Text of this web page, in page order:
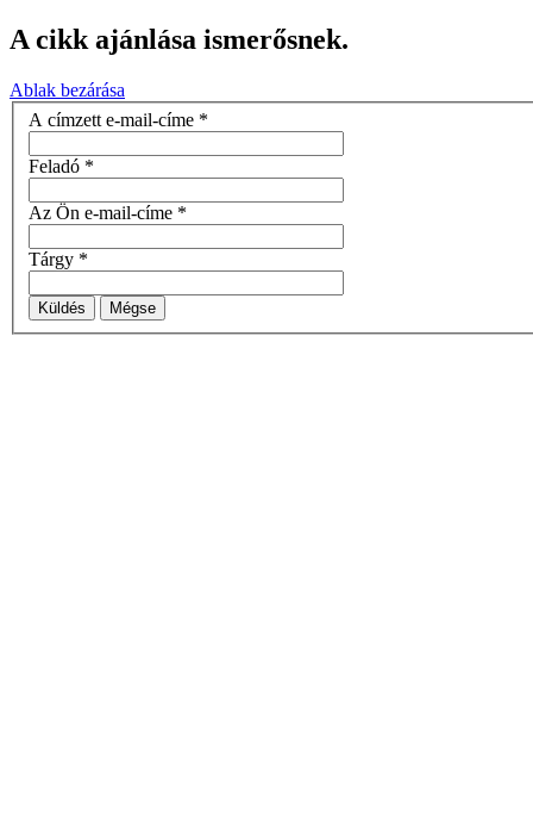
A cikk ajánlása ismerősnek.
Ablak bezárása
A címzett e-mail-címe *
Feladó *
Az Ön e-mail-címe *
Tárgy *
Küldés Mégse